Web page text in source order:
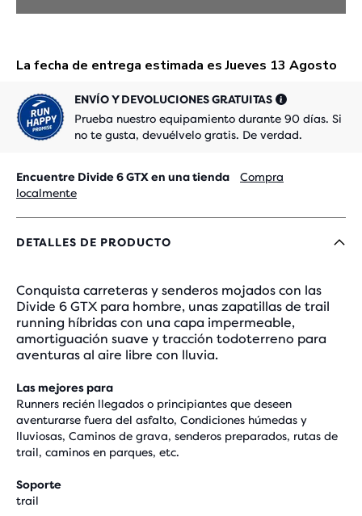
ENVÍO Y DEVOLUCIONES GRATUITAS
Prueba nuestro equipamiento durante 90 días. Si
no te gusta, devuélvelo gratis. De verdad.
Encuentre Divide 6 GTX en una tienda
Compra
localmente
DETALLES DE PRODUCTO
Conquista carreteras y senderos mojados con las
Divide 6 GTX para hombre, unas zapatillas de trail
running híbridas con una capa impermeable,
amortiguación suave y tracción todoterreno para
aventuras al aire libre con lluvia.
Las mejores para
Runners recién llegados o principiantes que deseen
aventurarse fuera del asfalto, Condiciones húmedas y
lluviosas, Caminos de grava, senderos preparados, rutas de
trail, caminos en parques, etc.
Soporte
trail